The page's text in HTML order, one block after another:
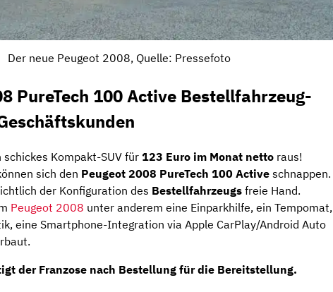
Der neue Peugeot 2008, Quelle: Pressefoto
PureTech 100 Active Bestellfahrzeug-
schickes Kompakt-SUV für 123 Euro im Monat netto raus!
sich den Peugeot 2008 PureTech 100 Active schnappen.
der Konfiguration des Bestellfahrzeugs freie Hand.
Peugeot 2008 unter anderem eine Einparkhilfe, ein Tempomat,
eine Smartphone-Integration via Apple CarPlay/Android Auto
der Franzose nach Bestellung für die Bereitstellung.